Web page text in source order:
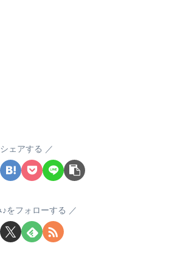
シェアする
♪をフォローする